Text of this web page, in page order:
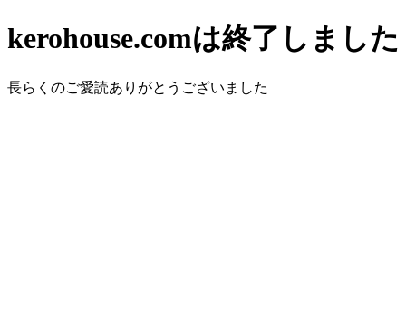
kerohouse.comは終了しました
長らくのご愛読ありがとうございました